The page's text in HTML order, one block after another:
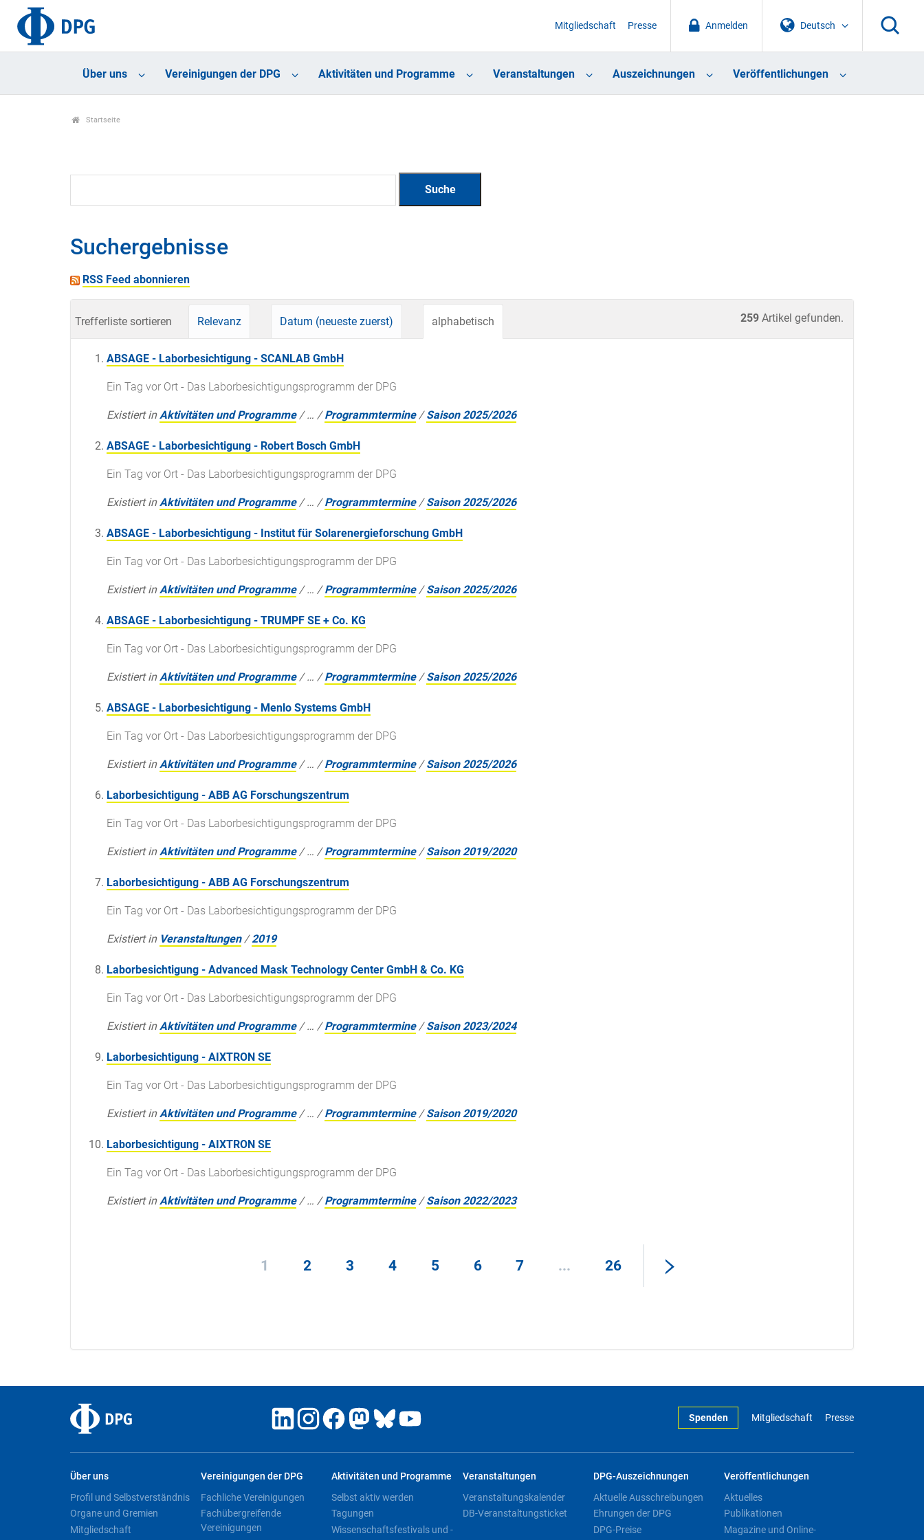
Deutsch
Anmelden
Mitgliedschaft Presse
Über uns Vereinigungen der DPG Aktivitäten und Programme Veranstaltungen Auszeichnungen Veröffentlichungen
Startseite
Suchergebnisse
RSS Feed abonnieren
259 Artikel gefunden.
Trefferliste sortieren Relevanz Datum (neueste zuerst) alphabetisch
ABSAGE - Laborbesichtigung - SCANLAB GmbH
Ein Tag vor Ort - Das Laborbesichtigungsprogramm der DPG
Existiert in Aktivitäten und Programme /… /Programmtermine /Saison 2025/2026
ABSAGE - Laborbesichtigung - Robert Bosch GmbH
Ein Tag vor Ort - Das Laborbesichtigungsprogramm der DPG
Existiert in Aktivitäten und Programme /… /Programmtermine /Saison 2025/2026
ABSAGE - Laborbesichtigung - Institut für Solarenergieforschung GmbH
Ein Tag vor Ort - Das Laborbesichtigungsprogramm der DPG
Existiert in Aktivitäten und Programme /… /Programmtermine /Saison 2025/2026
ABSAGE - Laborbesichtigung - TRUMPF SE + Co. KG
Ein Tag vor Ort - Das Laborbesichtigungsprogramm der DPG
Existiert in Aktivitäten und Programme /… /Programmtermine /Saison 2025/2026
ABSAGE - Laborbesichtigung - Menlo Systems GmbH
Ein Tag vor Ort - Das Laborbesichtigungsprogramm der DPG
Existiert in Aktivitäten und Programme /… /Programmtermine /Saison 2025/2026
Laborbesichtigung - ABB AG Forschungszentrum
Ein Tag vor Ort - Das Laborbesichtigungsprogramm der DPG
Existiert in Aktivitäten und Programme /… /Programmtermine /Saison 2019/2020
Laborbesichtigung - ABB AG Forschungszentrum
Ein Tag vor Ort - Das Laborbesichtigungsprogramm der DPG
Existiert in Veranstaltungen /2019
Laborbesichtigung - Advanced Mask Technology Center GmbH & Co. KG
Ein Tag vor Ort - Das Laborbesichtigungsprogramm der DPG
Existiert in Aktivitäten und Programme /… /Programmtermine /Saison 2023/2024
Laborbesichtigung - AIXTRON SE
Ein Tag vor Ort - Das Laborbesichtigungsprogramm der DPG
Existiert in Aktivitäten und Programme /… /Programmtermine /Saison 2019/2020
Laborbesichtigung - AIXTRON SE
Ein Tag vor Ort - Das Laborbesichtigungsprogramm der DPG
Existiert in Aktivitäten und Programme /… /Programmtermine /Saison 2022/2023
1 2 3 4 5 6 7 ... 26
Spenden Mitgliedschaft Presse
Über uns
Profil und Selbstverständnis
Organe und Gremien
Mitgliedschaft
Vereinigungen der DPG
Fachliche Vereinigungen
Fachübergreifende
Vereinigungen
Aktivitäten und Programme
Selbst aktiv werden
Tagungen
Wissenschaftsfestivals und -
Veranstaltungen
Veranstaltungskalender
DB-Veranstaltungsticket
DPG-Auszeichnungen
Aktuelle Ausschreibungen
Ehrungen der DPG
DPG-Preise
Veröffentlichungen
Aktuelles
Publikationen
Magazine und Online-